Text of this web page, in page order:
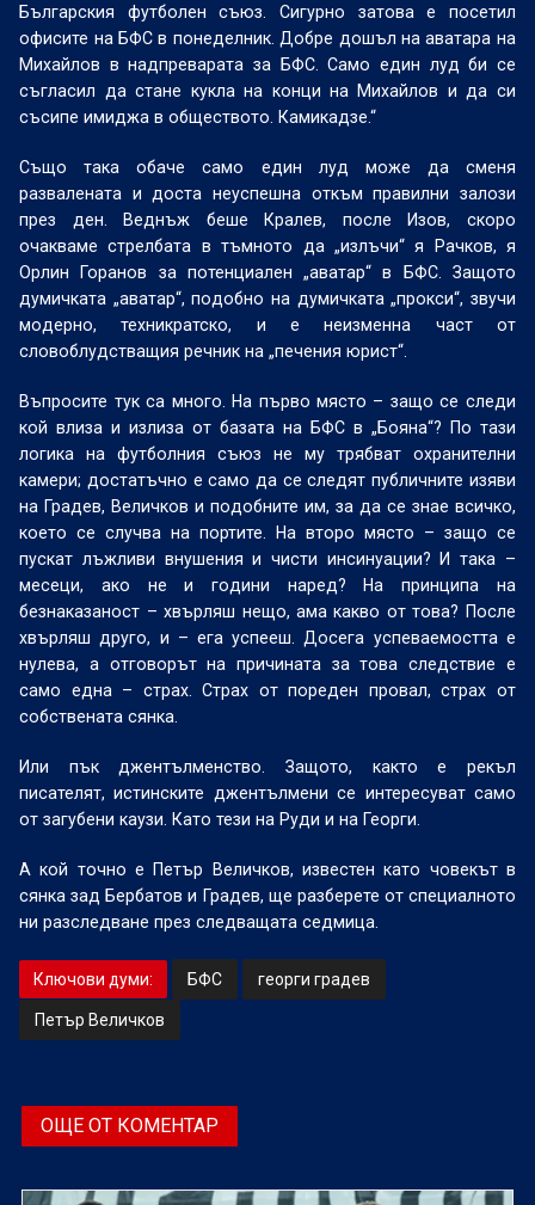
Българския футболен съюз. Сигурно затова е посетил
офисите на БФС в понеделник. Добре дошъл на аватара на
Михайлов в надпреварата за БФС. Само един луд би се
съгласил да стане кукла на конци на Михайлов и да си
съсипе имиджа в обществото. Камикадзе.“
Също така обаче само един луд може да сменя
развалената и доста неуспешна откъм правилни залози
през ден. Веднъж беше Кралев, после Изов, скоро
очакваме стрелбата в тъмното да „излъчи“ я Рачков, я
Орлин Горанов за потенциален „аватар“ в БФС. Защото
думичката „аватар“, подобно на думичката „прокси“, звучи
модерно, техникратско, и е неизменна част от
словоблудстващия речник на „печения юрист“.
Въпросите тук са много. На първо място – защо се следи
кой влиза и излиза от базата на БФС в „Бояна“? По тази
логика на футболния съюз не му трябват охранителни
камери; достатъчно е само да се следят публичните изяви
на Градев, Величков и подобните им, за да се знае всичко,
което се случва на портите. На второ място – защо се
пускат лъжливи внушения и чисти инсинуации? И така –
месеци, ако не и години наред? На принципа на
безнаказаност – хвърляш нещо, ама какво от това? После
хвърляш друго, и – ега успееш. Досега успеваемостта е
нулева, а отговорът на причината за това следствие е
само една – страх. Страх от пореден провал, страх от
собствената сянка.
Или пък джентълменство. Защото, както е рекъл
писателят, истинските джентълмени се интересуват само
от загубени каузи. Като тези на Руди и на Георги.
А кой точно е Петър Величков, известен като човекът в
сянка зад Бербатов и Градев, ще разберете от специалното
ни разследване през следващата седмица.
Ключови думи: БФС георги градев
Петър Величков
ОЩЕ ОТ КОМЕНТАР